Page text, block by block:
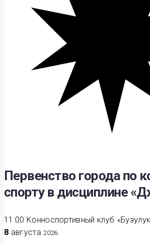
Первенство города по
спорту в дисциплине
11:00 Конноспортивный клуб
8 августа 2026